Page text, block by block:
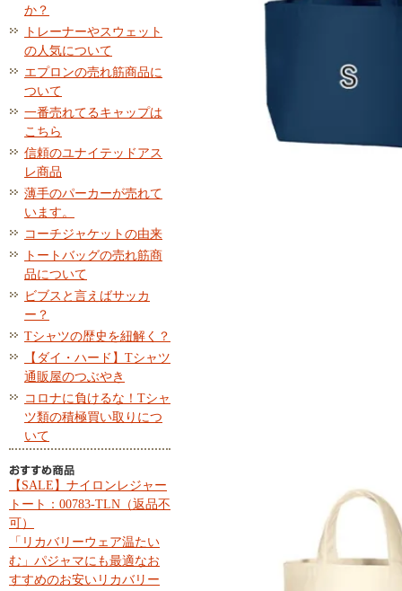
か？
トレーナーやスウェット
の人気について
エプロンの売れ筋商品に
ついて
一番売れてるキャップは
こちら
信頼のユナイテッドアス
レ商品
薄手のパーカーが売れて
います。
コーチジャケットの由来
トートバッグの売れ筋商
品について
ビブスと言えばサッカ
ー？
Tシャツの歴史を紐解く？
【ダイ・ハード】Tシャツ
通販屋のつぶやき
コロナに負けるな！Tシャ
ツ類の積極買い取りにつ
いて
【SALE】ナイロンレジャー
トート：00783-TLN（返品不
可）
「リカバリーウェア温たい
む」パジャマにも最適なお
すすめのお安いリカバリー